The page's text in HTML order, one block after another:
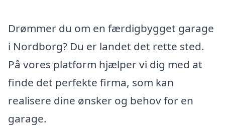
Drømmer du om en færdigbygget garage
i Nordborg? Du er landet det rette sted.
På vores platform hjælper vi dig med at
finde det perfekte firma, som kan
realisere dine ønsker og behov for en
garage.